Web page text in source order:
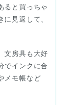
ると買っちゃ
見返して、
文房具も大好
でインクに合
メモ帳など